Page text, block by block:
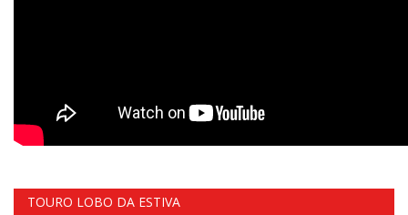
TOURO LOBO DA ESTIVA